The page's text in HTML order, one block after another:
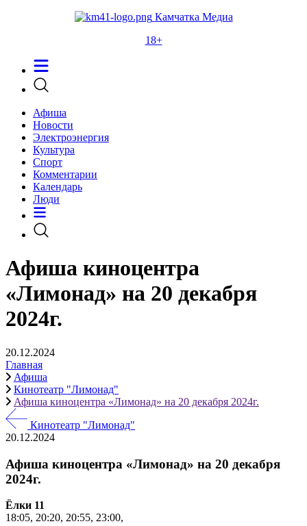
Камчатка Медиа
18+
Афиша
Новости
Электроэнергия
Культура
Спорт
Комментарии
Календарь
Люди
Афиша киноцентра
«Лимонад» на 20 декабря
2024г.
20.12.2024
Главная
Афиша
Кинотеатр "Лимонад"
Афиша киноцентра «Лимонад» на 20 декабря 2024г.
Кинотеатр "Лимонад"
20.12.2024
Афиша киноцентра «Лимонад» на 20 декабря
2024г.
Ёлки 11
18:05, 20:20, 20:55, 23:00,